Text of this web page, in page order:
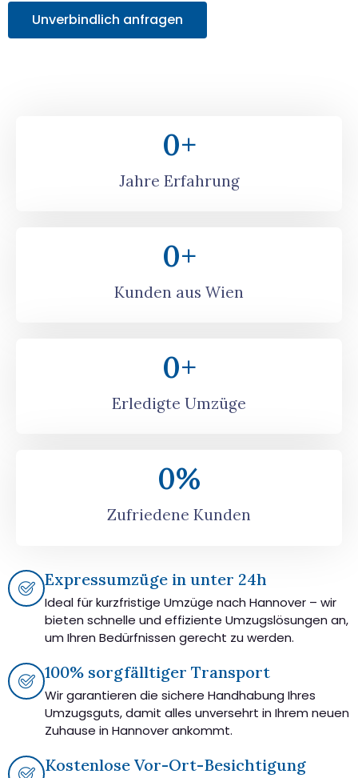
Unverbindlich anfragen
Jahre Erfahrung
0+
Kunden aus Wien
0+
Erledigte Umzüge
0+
Zufriedene Kunden
0%
Expressumzüge in unter 24h
Ideal für kurzfristige Umzüge nach Hannover – wir
bieten schnelle und effiziente Umzugslösungen an,
um Ihren Bedürfnissen gerecht zu werden.
100% sorgfälltiger Transport
Wir garantieren die sichere Handhabung Ihres
Umzugsguts, damit alles unversehrt in Ihrem neuen
Zuhause in Hannover ankommt.
Kostenlose Vor-Ort-Besichtigung